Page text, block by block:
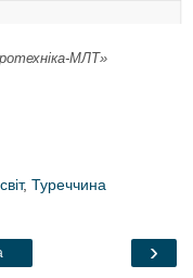
МЛТ»
світ, Туреччина
›